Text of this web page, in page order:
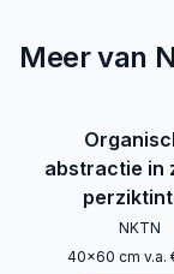
Meer van
abstractie in
NKTN
40x60 cm v.a.